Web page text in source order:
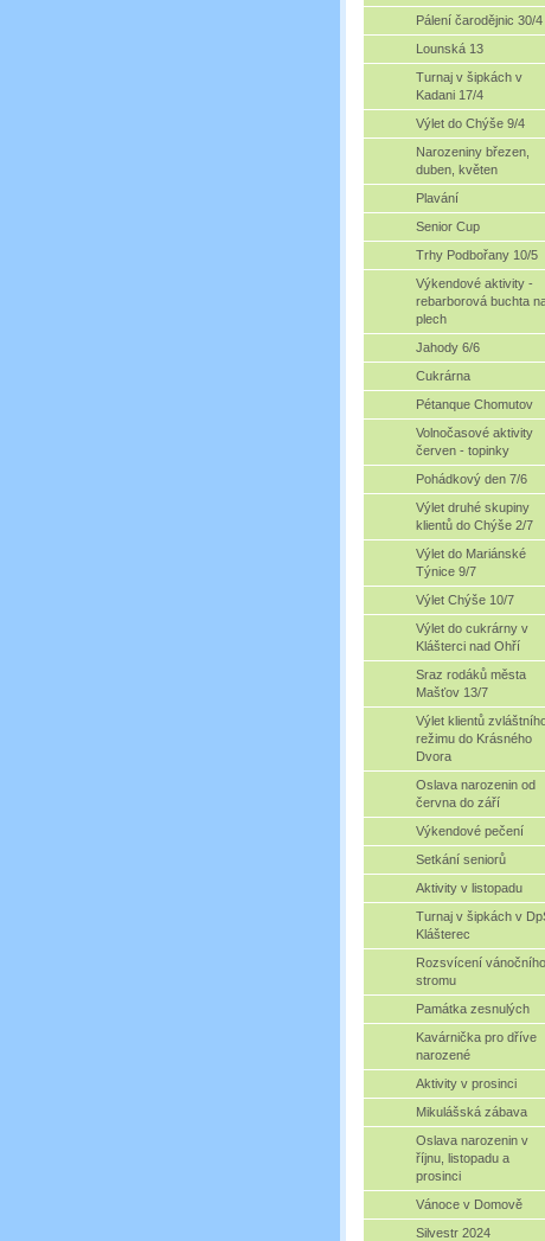
Pálení čarodějnic 30/4
Lounská 13
Turnaj v šipkách v
Kadani 17/4
Výlet do Chýše 9/4
Narozeniny březen,
duben, květen
Plavání
Senior Cup
Trhy Podbořany 10/5
Výkendové aktivity -
rebarborová buchta
plech
Jahody 6/6
Cukrárna
Pétanque Chomutov
Volnočasové aktivity
červen - topinky
Pohádkový den 7/6
Výlet druhé skupiny
klientů do Chýše 2/7
Výlet do Mariánské
Týnice 9/7
Výlet Chýše 10/7
Výlet do cukrárny v
Klášterci nad Ohří
Sraz rodáků města
Mašťov 13/7
Výlet klientů
režimu do Krásného
Dvora
Oslava narozenin od
června do září
Výkendové pečení
Setkání seniorů
Aktivity v listopadu
Turnaj v šipkách v
Klášterec
Rozsvícení vánočního
stromu
Památka zesnulých
Kavárnička pro dříve
narozené
Aktivity v prosinci
Mikulášská zábava
Oslava narozenin v
říjnu, listopadu a
prosinci
Vánoce v Domově
Silvestr 2024